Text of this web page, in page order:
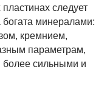
следует
богата минералами:
кремнием,
параметрам,
более сильными и